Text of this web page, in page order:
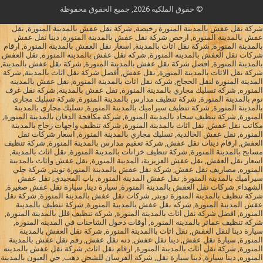
© حقوق الملكية 2026, جميع الحقوق محفوظة
شركة نقل عفش بالمدينة المنورة رخيصة, شركة نقل عفش بالمدينة المنورة, نقل
عفش بالمدينة المنورة, ارخص شركة نقل عفش بالمدينة المنورة, دينا نقل عفش
بالمدينة المنورة, شركة نقل اثاث بالمدينة, اسعار نقل العفش بالمدينة المنورة, ارقام
شركات نقل العفش بالمدينه المنورة, شركه نقل عفش بالمدينه المنوره, نقل العفش
بالمدينة المنورة, افضل شركة نقل عفش بالمدينة المنورة, شركة نقل عفش بالمدينة,
شركة نقل الاثاث بالمدينة المنورة, نقل عفش, أفضل شركة نقل اثاث بالمدينة, شركة
المدينة المنورة لنقل الحجاج, شركة نقل اثاث بالمدينة المنورة, نقل عفش بالمدينه
المنوره, شركة تسليك مجاري بالمدينة المنورة, نقل عفش بالمدينة, شركة نقل غرف
نوم بالمدينة المنورة, شركة تنظيف مدارس بالمدينة المنورة, شركة تسليك مجارى
بالمدينة المنورة, شركة تنظيف سيراميك بالمدينة المنورة, تسليك مجارى بالمدينة
المنورة, شركة تنظيف سجاد بالمدينة المنورة, شركة مكافحة الدفان بالمدينة المنورة,
مكاتب نقل عفش, نقل اثاث بالمدينة المنورة, شركة تنظيف واجهات زجاج بالمدينة
المنورة, نقل عفش الخالدية, تسليك مجاري بالمدينة المنورة, اسعار شركات نقل
العفش, ارقام دينات نقل عفش, شركة تعقيم مدارس بالمدينة المنورة, شركة تنظيف
مسابح بالمدينة المنورة, شركة تنظيف خزانات بالمدينة المنورة, نقل اثاث بالمدينة,
اسعار نقل العفش, نقل عفش العزيزية، المدينة المنورة, نقل عفش واثاث بالمدينة
المنوره, مصاريف نقل عفش, شركة نقل عفش بالمدينة المنورة تويتر, شركة جلي
سيراميك بالمدينة المنورة, نقل عفش المدينة المنورة, باب المجيدي, نقل عفش
الشهداء, شركات نقل العفش بالمدينة المنورة, سيارة دينا, سيارة نقل عفش صغيرة,
شركة تنظيف بالمدينة المنورة تويتر, شركات نقل عفش بالمدينة المنورة, شركة نقل
عفش المدينة المنورة, شركه نقل عفش بالمدينة المنورة, شركة تنظيف بالمدينة
المنورة, افضل شركة نقل اثاث بالمدينة المنورة, شركة تنظيف فلل بالمدينة المنورة,
شركة تنظيف عمائر بالمدينة المنورة, أوقات دخول الشاحنات في المدينة المنورة,
سيارة دينا لنقل العفش, نقل اثاث باالمدينة المنورة, شركة نقل العفش بالمدينة
المنورة, سيارة نقل عفش, دينا نقل عفش, دنه نقل عفش, رقم نقل عفش بالمدينة
المنورة, شركة نقل أثاث بالمدينة المنورة, ارقام نقل اثاث, شركة نقل عفش بالمدينه
المنوره, دينا سيارة, دينا سيارة نقل, شركة الفرسان للشحن دهب, حي العيون بالمدينة